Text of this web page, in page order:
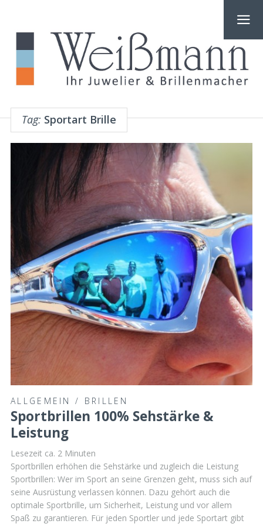
Tag: Sportart Brille
ALLGEMEIN / BRILLEN
Sportbrillen 100% Sehstärke &
Leistung
Lesezeit ca. 2 Minuten
Sportbrillen erhöhen die Sehstärke und zugleich die Leistung
Sportbrillen: Wer im Sport an seine Grenzen geht, muss sich auf
seine Ausrüstung verlassen können. Dazu gehört auch die
optimale Sportbrille, um Sicherheit, Leistung und vor allem
Spaß zu garantieren. Für jeden Sportler und jede Sportart gibt